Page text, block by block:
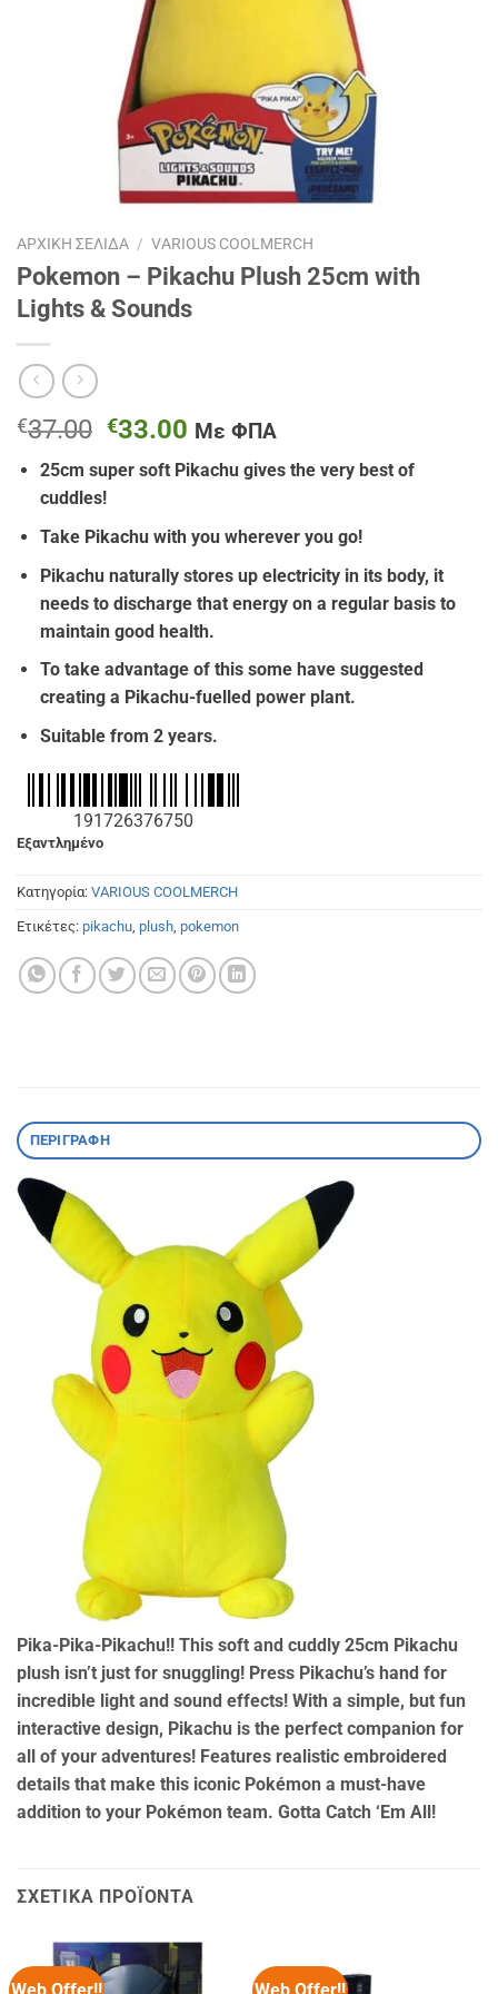
ΑΡΧΙΚΉ ΣΕΛΊΔΑ / VARIOUS COOLMERCH
Pokemon – Pikachu Plush 25cm with
Lights & Sounds
€37.00 Original
price
was:
€37.00.
€33.00 Η
τρέχουσα
τιμή
€33.00.
Με ΦΠΑ
25cm super soft Pikachu gives the very best of
cuddles!
Take Pikachu with you wherever you go!
Pikachu naturally stores up electricity in its body, it
needs to discharge that energy on a regular basis to
maintain good health.
To take advantage of this some have suggested
creating a Pikachu-fuelled power plant.
Suitable from 2 years.
191726376750
Εξαντλημένο
Κατηγορία: VARIOUS COOLMERCH
Ετικέτες: pikachu plush pokemon
ΠΕΡΙΓΡΑΦΉ
Pika-Pika-Pikachu!! This soft and cuddly 25cm Pikachu
plush isn’t just for snuggling! Press Pikachu’s hand for
incredible light and sound effects! With a simple, but fun
interactive design, Pikachu is the perfect companion for
all of your adventures! Features realistic embroidered
details that make this iconic Pokémon a must-have
addition to your Pokémon team. Gotta Catch ‘Em All!
ΣΧΕΤΙΚΆ ΠΡΟΪΌΝΤΑ
Web Offer!! Web Offer!!